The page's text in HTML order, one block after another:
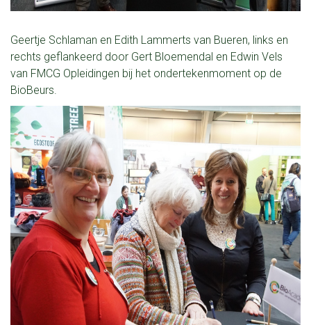
Geertje Schlaman en Edith Lammerts van Bueren, links en
rechts geflankeerd door Gert Bloemendal en Edwin Vels
van FMCG Opleidingen bij het ondertekenmoment op de
BioBeurs.